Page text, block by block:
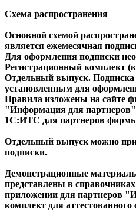
Схема распространения
Основной схемой
является ежемесячная
Для оформления подписки
Регистрационный комплект
Отдельный выпуск.
установленным для
Правила изложены на сайте
"Информация для
1С:ИТС для партнеров
Отдельный выпуск можно
подписки.
Демонстрационные
представлены в
приложении для партнеров
комплект для аттестованного